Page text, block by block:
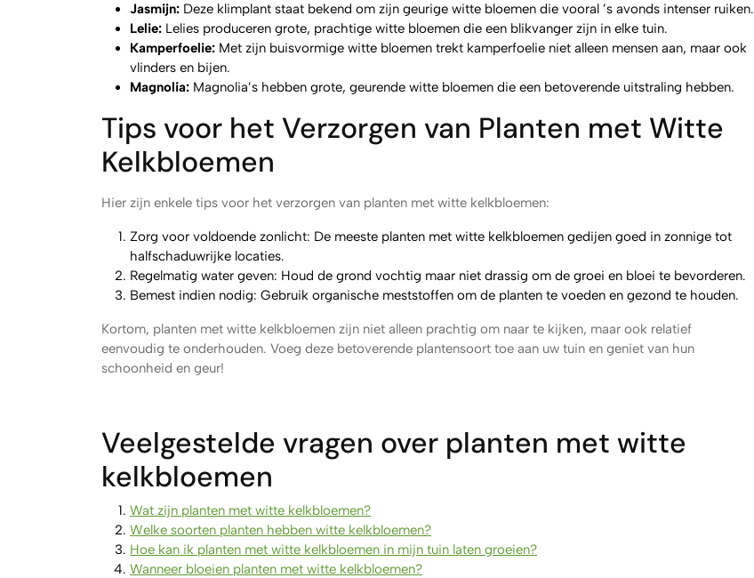
Jasmijn: Deze klimplant staat bekend om zijn geurige witte bloemen die vooral ’s avonds intenser ruiken.
Lelie: Lelies produceren grote, prachtige witte bloemen die een blikvanger zijn in elke tuin.
Kamperfoelie: Met zijn buisvormige witte bloemen trekt kamperfoelie niet alleen mensen aan, maar ook
vlinders en bijen.
Magnolia: Magnolia’s hebben grote, geurende witte bloemen die een betoverende uitstraling hebben.
Tips voor het Verzorgen van Planten met Witte
Kelkbloemen
Hier zijn enkele tips voor het verzorgen van planten met witte kelkbloemen:
Zorg voor voldoende zonlicht: De meeste planten met witte kelkbloemen gedijen goed in zonnige tot
halfschaduwrijke locaties.
Regelmatig water geven: Houd de grond vochtig maar niet drassig om de groei en bloei te bevorderen.
Bemest indien nodig: Gebruik organische meststoffen om de planten te voeden en gezond te houden.
Kortom, planten met witte kelkbloemen zijn niet alleen prachtig om naar te kijken, maar ook relatief
eenvoudig te onderhouden. Voeg deze betoverende plantensoort toe aan uw tuin en geniet van hun
schoonheid en geur!
Veelgestelde vragen over planten met witte
kelkbloemen
Wat zijn planten met witte kelkbloemen?
Welke soorten planten hebben witte kelkbloemen?
Hoe kan ik planten met witte kelkbloemen in mijn tuin laten groeien?
Wanneer bloeien planten met witte kelkbloemen?